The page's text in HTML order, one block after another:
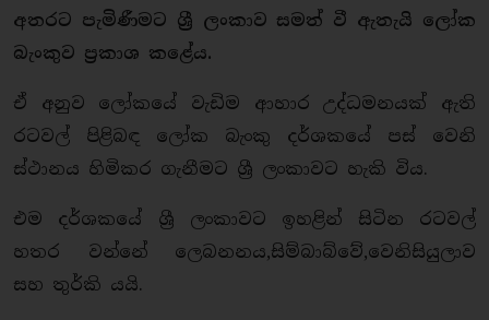
අතරට පැමිණීමට ශ්‍රී ලංකාව සමත් වී ඇතැයි ලෝක
බැංකුව ප්‍රකාශ කළේය.
ඒ අනුව ලෝකයේ වැඩිම ආහාර උද්ධමනයක් ඇති
රටවල් පිළිබඳ ලෝක බැංකු දර්ශකයේ පස් වෙනි
ස්ථානය හිමිකර ගැනීමට ශ්‍රී ලංකාවට හැකි විය.
එම දර්ශකයේ ශ්‍රී ලංකාවට ඉහළින් සිටින රටවල්
හතර වන්නේ ලෙබනනය,සිම්බාබ්වේ,වෙනිසියුලාව
සහ තුර්කි යයි.